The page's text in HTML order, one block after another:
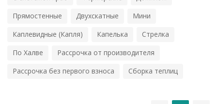
Прямостенные
Двухскатные
Мини
Каплевидные (Капля)
Капелька
Стрелка
По Халве
Рассрочка от производителя
Рассрочка без первого взноса
Сборка теплиц